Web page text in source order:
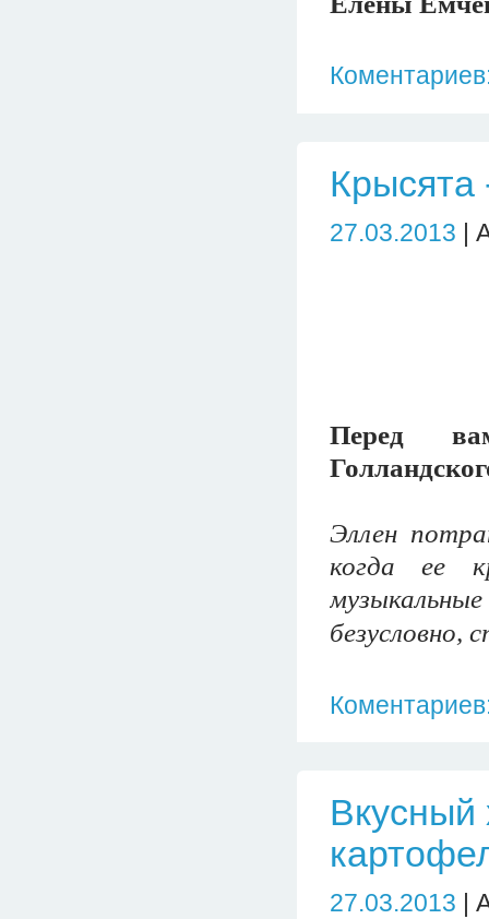
Крысята
27.03.2013 |
Перед
Эллен
когда ее
безусловно,
Вкусный
27.03.2013 |